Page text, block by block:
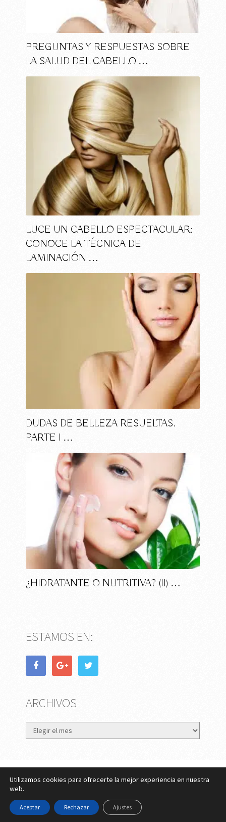
PREGUNTAS Y RESPUESTAS SOBRE
LA SALUD DEL CABELLO …
LUCE UN CABELLO ESPECTACULAR:
CONOCE LA TÉCNICA DE
LAMINACIÓN …
DUDAS DE BELLEZA RESUELTAS.
PARTE I …
¿HIDRATANTE O NUTRITIVA? (II) …
ESTAMOS EN:
ARCHIVOS
Archivos
eMujer.com
Copyright © 2026.
Contactar ||Datos Legales y Privacidad
Cookies
Utilizamos cookies para ofrecerte la mejor experiencia en nuestra
web.
Aceptar Rechazar Ajustes